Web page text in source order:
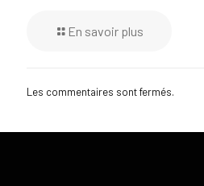
En savoir plus
Les commentaires sont fermés.